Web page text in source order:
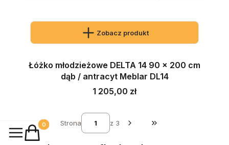
Zobacz produkt
Łóżko młodzieżowe DELTA 14 90 x 200 cm
dąb / antracyt Meblar DL14
Cena
1 205,00 zł
Strona z 3
Przejdź do ostatniej
Produkty w koszyku: 0. Zobacz szczegóły